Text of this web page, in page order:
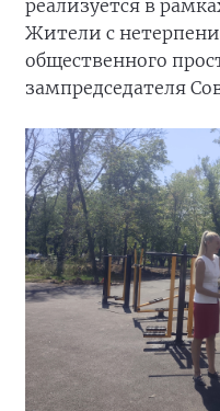
реализуется в
Жители с
общественного
зампредседателя